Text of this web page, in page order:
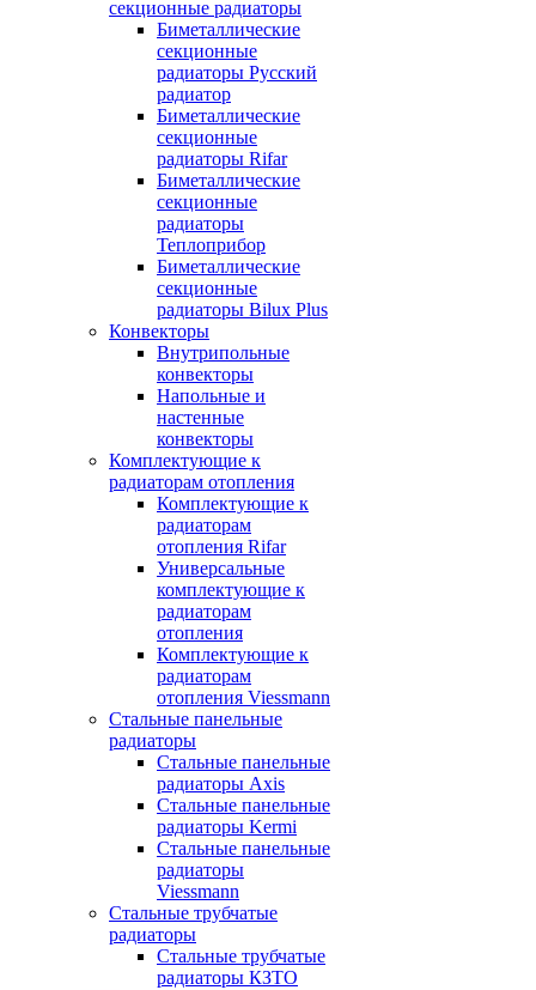
секционные радиаторы
Биметаллические
секционные
радиаторы Русский
радиатор
Биметаллические
секционные
радиаторы Rifar
Биметаллические
секционные
радиаторы
Теплоприбор
Биметаллические
секционные
радиаторы Bilux Plus
Конвекторы
Внутрипольные
конвекторы
Напольные и
настенные
конвекторы
Комплектующие к
радиаторам отопления
Комплектующие к
радиаторам
отопления Rifar
Универсальные
комплектующие к
радиаторам
отопления
Комплектующие к
радиаторам
отопления Viessmann
Стальные панельные
радиаторы
Стальные панельные
радиаторы Axis
Стальные панельные
радиаторы Kermi
Стальные панельные
радиаторы
Viessmann
Стальные трубчатые
радиаторы
Стальные трубчатые
радиаторы КЗТО